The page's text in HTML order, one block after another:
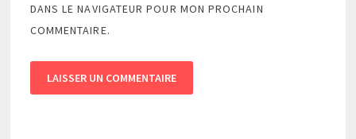
DANS LE NAVIGATEUR POUR MON PROCHAIN
COMMENTAIRE.